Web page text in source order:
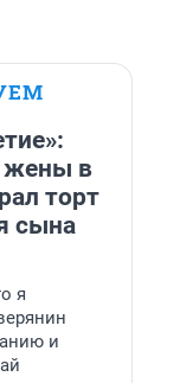
жены в
торт
сына
я
и